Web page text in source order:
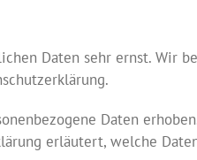
Daten sehr ernst. Wir
Daten
erläutert, welche